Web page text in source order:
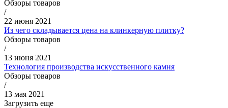
Обзоры товаров
/
22 июня 2021
Из чего складывается цена на клинкерную плитку?
Обзоры товаров
/
13 июня 2021
Технология производства искусственного камня
Обзоры товаров
/
13 мая 2021
Загрузить еще